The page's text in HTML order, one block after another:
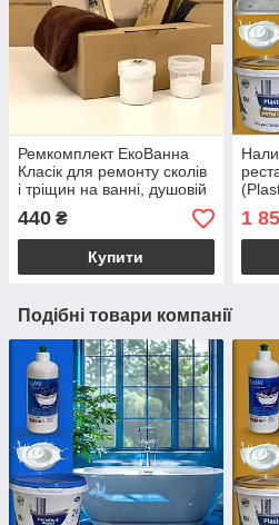
Ремкомплект ЕкоВанна
Класік для ремонту сколів
і тріщин на ванні, душовій
кабіні, піддоні
440 ₴
Купити
(2,9
1
Подібні товари компанії